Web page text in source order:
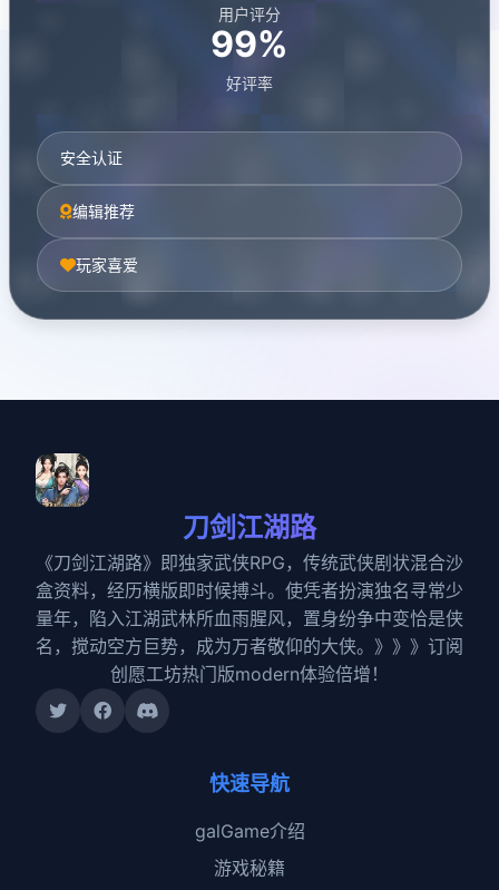
用户评分
99%
好评率
安全认证
编辑推荐
玩家喜爱
刀剑江湖路
《刀剑江湖路》即独家武侠RPG，传统武侠剧状混合沙
盒资料，经历横版即时候搏斗。使凭者扮演独名寻常少
量年，陷入江湖武林所血雨腥风，置身纷争中变恰是侠
名，搅动空方巨势，成为万者敬仰的大侠。》》》订阅
创愿工坊热门版modern体验倍增！
快速导航
galGame介绍
游戏秘籍